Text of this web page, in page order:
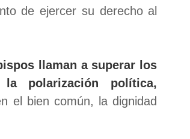
de ejercer su derecho al
llaman a superar los
polarización política,
el bien común, la dignidad